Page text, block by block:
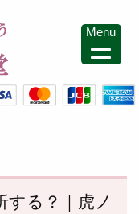
る？｜虎ノ
Menu